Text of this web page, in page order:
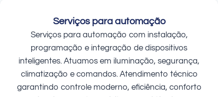
Serviços para automação
Serviços para automação com instalação,
programação e integração de dispositivos
inteligentes. Atuamos em iluminação, segurança,
climatização e comandos. Atendimento técnico
garantindo controle moderno, eficiência, conforto